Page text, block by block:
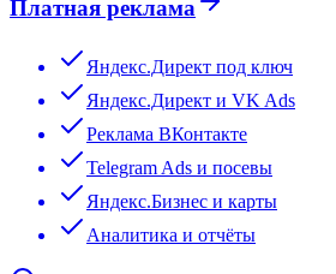
Платная реклама
Яндекс.Директ под ключ
Яндекс.Директ и VK Ads
Реклама ВКонтакте
Telegram Ads и посевы
Яндекс.Бизнес и карты
Аналитика и отчёты